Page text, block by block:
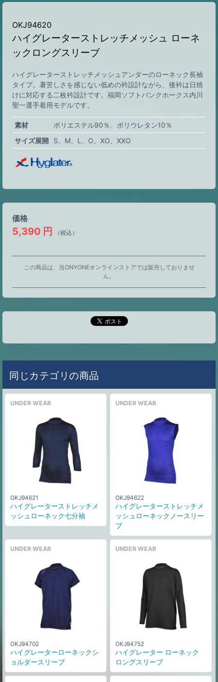
OKJ94620
ハイグレーターストレッチメッシュ ローネ
ックロングスリーブ
ハイグレーターストレッチメッシュアンダーのローネック長袖
タイプ。暑苦しさを感じない低めの衿設計ながら、後衿は日焼
けに対応する二枚衿設計です。福岡ソフトバンクホークス内川
聖一選手着用モデルです。
素材
ポリエステル90％、ポリウレタン10％
サイズ展開
S M L O XO XXO
価格
5,390 円 （税込）
この商品は、当ONYONEオンラインストアでは販売しておりませ
ん。
同じカテゴリの商品
UNDER WEAR
OKJ94621
ハイグレーターストレッチメ
ッシュローネック七分袖
UNDER WEAR
OKJ94622
ハイグレーターストレッチメ
ッシュローネックノースリー
ブ
UNDER WEAR
OKJ94702
ハイグレーターローネックシ
ョルダースリーブ
UNDER WEAR
OKJ94752
ハイグレーター ローネック
ロングスリーブ